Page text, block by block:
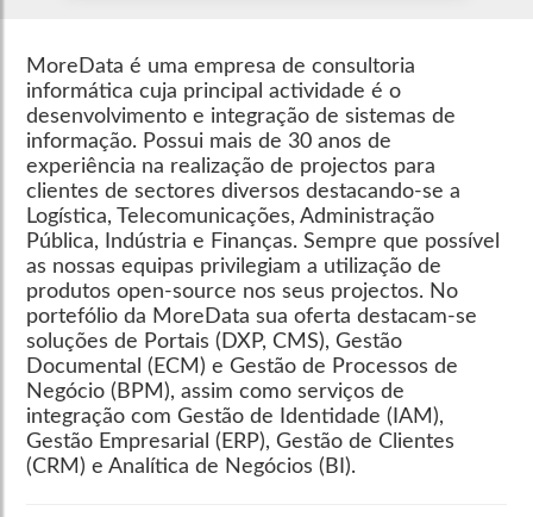
MoreData é uma empresa de consultoria
informática cuja principal actividade é o
desenvolvimento e integração de sistemas de
informação. Possui mais de 30 anos de
experiência na realização de projectos para
clientes de sectores diversos destacando-se a
Logística, Telecomunicações, Administração
Pública, Indústria e Finanças. Sempre que possível
as nossas equipas privilegiam a utilização de
produtos open-source nos seus projectos. No
portefólio da MoreData sua oferta destacam-se
soluções de Portais (DXP, CMS), Gestão
Documental (ECM) e Gestão de Processos de
Negócio (BPM), assim como serviços de
integração com Gestão de Identidade (IAM),
Gestão Empresarial (ERP), Gestão de Clientes
(CRM) e Analítica de Negócios (BI).